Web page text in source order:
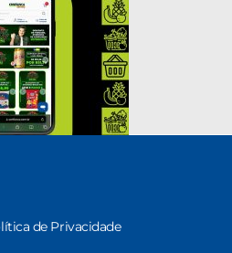
de Privacidade